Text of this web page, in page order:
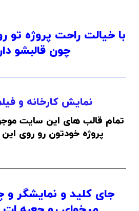
با خیالت راحت پروژه تو
چون قالبشو
نمایش کارخانه و
تمام قالب های این سایت
پروژه خودتون رو روی
جای کلید و نمایشگر و